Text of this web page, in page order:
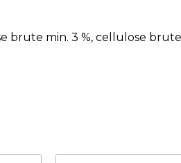
brute min. 3 %, cellulose